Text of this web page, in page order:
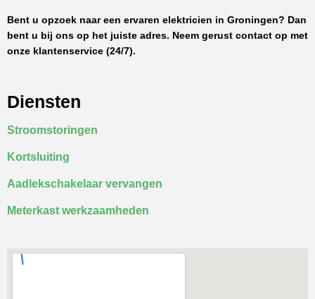
Bent u opzoek naar een ervaren elektricien in Groningen? Dan
bent u bij ons op het juiste adres. Neem gerust contact op met
onze klantenservice (24/7).
Diensten
Stroomstoringen
Kortsluiting
Aadlekschakelaar vervangen
Meterkast werkzaamheden